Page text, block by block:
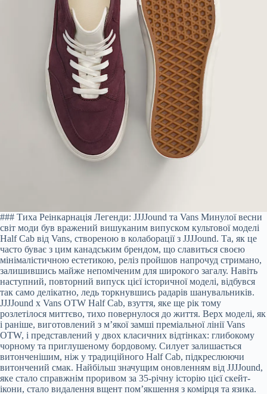
### Тиха Реінкарнація Легенди: JJJJound та Vans Минулої весни
світ моди був вражений вишуканим випуском культової моделі
Half Cab від Vans, створеною в колаборації з JJJJound. Та, як це
часто буває з цим канадським брендом, що славиться своєю
мінімалістичною естетикою, реліз пройшов напрочуд стримано,
залишившись майже непоміченим для широкого загалу. Навіть
наступний, повторний випуск цієї історичної моделі, відбувся
так само делікатно, ледь торкнувшись радарів шанувальників.
JJJJound x Vans OTW Half Cab, взуття, яке ще рік тому
розлетілося миттєво, тихо повернулося до життя. Верх моделі, як
і раніше, виготовлений з м’якої замші преміальної лінії Vans
OTW, і представлений у двох класичних відтінках: глибокому
чорному та приглушеному бордовому. Силует залишається
витонченішим, ніж у традиційного Half Cab, підкреслюючи
витончений смак. Найбільш значущим оновленням від JJJJound,
яке стало справжнім проривом за 35-річну історію цієї скейт-
ікони, стало видалення вщент пом’якшення з комірця та язика.